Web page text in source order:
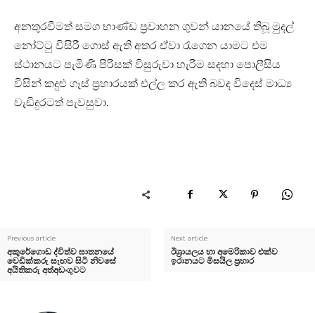
අනතුරවීමත් සමග භාණ්ඩ ප්‍රවාහන ගුවන් යානයේ තිබූ මුදල්
නෝට්ටු විසිරී ගොස් ඇති අතර ඒවා රැගෙන යාමට එම
ස්ථානයට පැමිණි පිරිසක් විසුරුවා හැරීම සදහා පොලීසිය
විසින් කදුළු ගෑස් ප්‍රහාරයක් එල්ල කර ඇති බවද විදෙස් මාධ්‍ය
වැඩිදුරටත් පැවසුවා.
Previous article
අකුරේගොඩ ද්විත්ව ඝාතනයේ
වෙඩික්කරු සැඟව සිටි නිවසේ
අයිතිකරු අත්අඩංගුවට
Next article
ඊශ්‍රායලය හා අමෙරිකාව එක්ව
ඉරානයට මිසයිල ප්‍රහාර